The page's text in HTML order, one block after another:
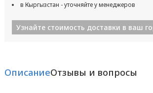
в Кыргызстан - уточняйте у менеджеров
Узнайте стоимость доставки в ваш
ОписаниеОтзывы и вопросы